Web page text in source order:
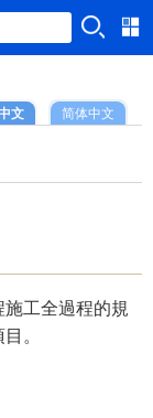
简体中文
文
工全過程的規
。